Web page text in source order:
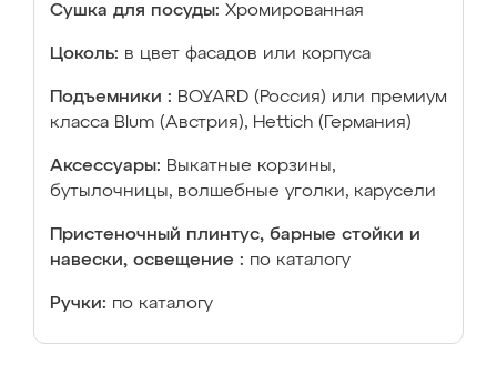
Сушка для посуды: Хромированная
Цоколь: в цвет фасадов или корпуса
Подъемники : BOYARD (Россия) или премиум
класса Blum (Австрия), Hettich (Германия)
Аксессуары: Выкатные корзины,
бутылочницы, волшебные уголки, карусели
Пристеночный плинтус, барные стойки и
навески, освещение : по каталогу
Ручки: по каталогу